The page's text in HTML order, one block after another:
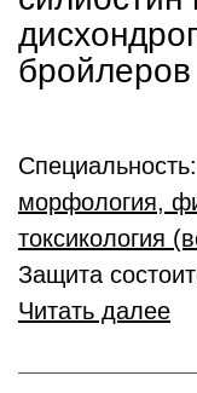
бройлеров
Специальность:
морфология,
токсикология
Защита
Читать далее